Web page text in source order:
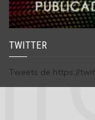
TWITTER
Tweets de https://